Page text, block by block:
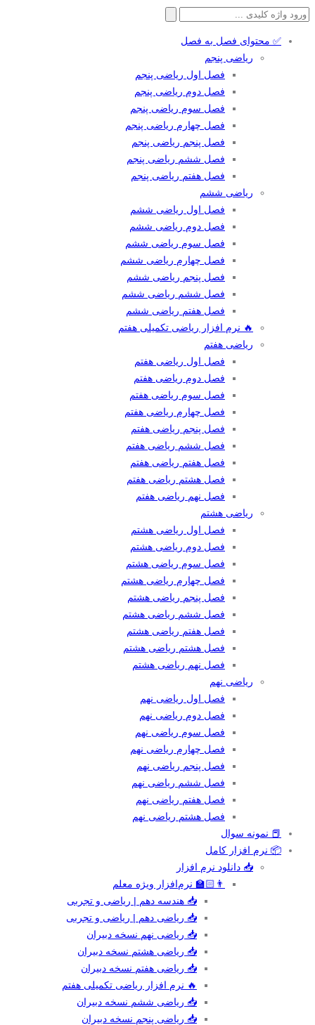
جستجو
✅ محتوای فصل به فصل
ریاضی پنجم
فصل اول ریاضی پنجم
فصل دوم ریاضی پنجم
فصل سوم ریاضی پنجم
فصل چهارم ریاضی پنجم
فصل پنجم ریاضی پنجم
فصل ششم ریاضی پنجم
فصل هفتم ریاضی پنجم
ریاضی ششم
فصل اول ریاضی ششم
فصل دوم ریاضی ششم
فصل سوم ریاضی ششم
فصل چهارم ریاضی ششم
فصل پنجم ریاضی ششم
فصل ششم ریاضی ششم
فصل هفتم ریاضی ششم
🔥 نرم افزار ریاضی تکمیلی هفتم
ریاضی هفتم
فصل اول ریاضی هفتم
فصل دوم ریاضی هفتم
فصل سوم ریاضی هفتم
فصل چهارم ریاضی هفتم
فصل پنجم ریاضی هفتم
فصل ششم ریاضی هفتم
فصل هفتم ریاضی هفتم
فصل هشتم ریاضی هفتم
فصل نهم ریاضی هفتم
ریاضی هشتم
فصل اول ریاضی هشتم
فصل دوم ریاضی هشتم
فصل سوم ریاضی هشتم
فصل چهارم ریاضی هشتم
فصل پنجم ریاضی هشتم
فصل ششم ریاضی هشتم
فصل هفتم ریاضی هشتم
فصل هشتم ریاضی هشتم
فصل نهم ریاضی هشتم
ریاضی نهم
فصل اول ریاضی نهم
فصل دوم ریاضی نهم
فصل سوم ریاضی نهم
فصل چهارم ریاضی نهم
فصل پنجم ریاضی نهم
فصل ششم ریاضی نهم
فصل هفتم ریاضی نهم
فصل هشتم ریاضی نهم
📕 نمونه سوال
📦 نرم افزار کامل
📥 دانلود نرم افزار
👨🏻‍🏫 نرم‌افزار ویژه معلم
📥 هندسه دهم | ریاضی و تجربی
📥 ریاضی دهم | ریاضی و تجربی
📥 ریاضی نهم نسخه دبیران
📥 ریاضی هشتم نسخه دبیران
📥 ریاضی هفتم نسخه دبیران
🔥 نرم افزار ریاضی تکمیلی هفتم
📥 ریاضی ششم نسخه دبیران
📥 ریاضی پنجم نسخه دبیران